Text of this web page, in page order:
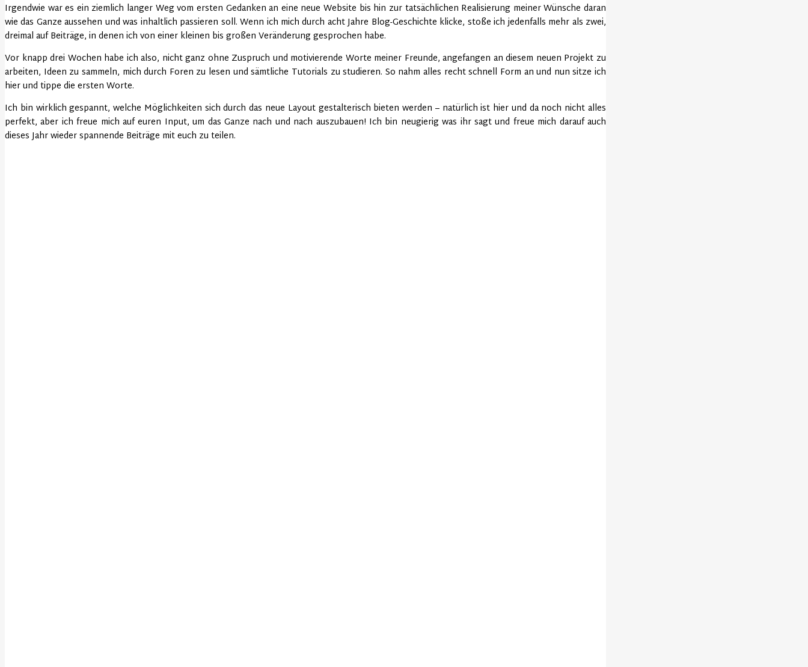
Irgendwie war es ein ziemlich langer Weg vom ersten Gedanken an eine neue Website bis hin zur tatsächlichen Realisierung meiner Wünsche daran
wie das Ganze aussehen und was inhaltlich passieren soll. Wenn ich mich durch acht Jahre Blog-Geschichte klicke, stoße ich jedenfalls mehr als zwei,
dreimal auf Beiträge, in denen ich von einer kleinen bis großen Veränderung gesprochen habe.
Vor knapp drei Wochen habe ich also, nicht ganz ohne Zuspruch und motivierende Worte meiner Freunde, angefangen an diesem neuen Projekt zu
arbeiten, Ideen zu sammeln, mich durch Foren zu lesen und sämtliche Tutorials zu studieren. So nahm alles recht schnell Form an und nun sitze ich
hier und tippe die ersten Worte.
Ich bin wirklich gespannt, welche Möglichkeiten sich durch das neue Layout gestalterisch bieten werden – natürlich ist hier und da noch nicht alles
perfekt, aber ich freue mich auf euren Input, um das Ganze nach und nach auszubauen! Ich bin neugierig was ihr sagt und freue mich darauf auch
dieses Jahr wieder spannende Beiträge mit euch zu teilen.